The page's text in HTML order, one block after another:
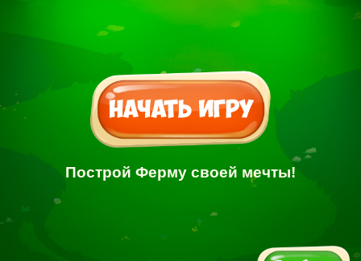
Построй Ферму своей мечты!